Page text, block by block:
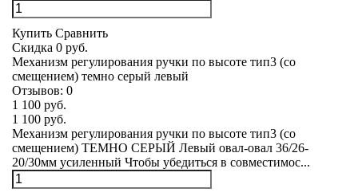
Купить Сравнить
Скидка 0 руб.
Механизм регулирования ручки по высоте тип3 (со
смещением) темно серый левый
Отзывов: 0
1 100 руб.
1 100 руб.
Механизм регулирования ручки по высоте тип3 (со
смещением) ТЕМНО СЕРЫЙ Левый овал-овал 36/26-
20/30мм усиленный Чтобы убедиться в совместимос...